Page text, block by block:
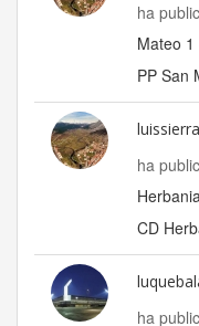
ha
Mateo 1
PP San
luissierra
ha
CD
ha